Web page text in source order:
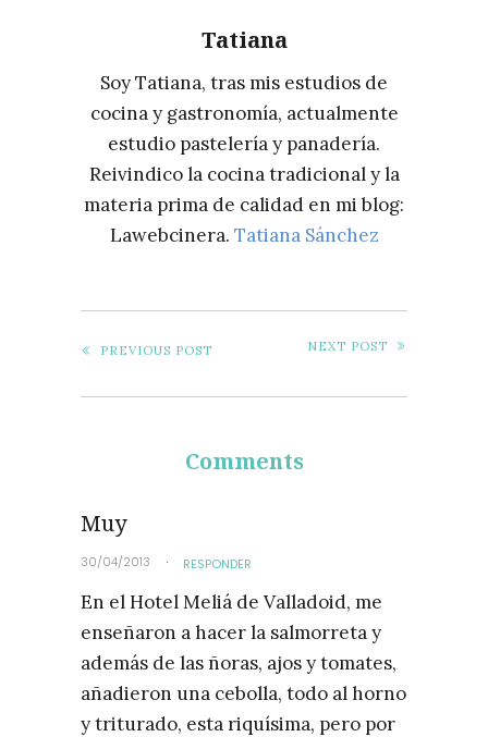
Tatiana
Soy Tatiana, tras mis estudios de
cocina y gastronomía, actualmente
estudio pastelería y panadería.
Reivindico la cocina tradicional y la
materia prima de calidad en mi blog:
Lawebcinera. Tatiana Sánchez
PREVIOUS POST NEXT POST
Comments
Muy
30/04/2013 RESPONDER
En el Hotel Meliá de Valladoid, me
enseñaron a hacer la salmorreta y
además de las ñoras, ajos y tomates,
añadieron una cebolla, todo al horno
y triturado, esta riquísima, pero por